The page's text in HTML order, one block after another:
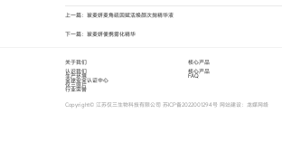
上一篇：玻麦妍麦角硫因赋活焕颜次抛精华液
下一篇：玻麦妍便携雾化精华
关于我们
认识我们
生产环境
全球安全认证中心
仅三照片
行业荣誉
核心产品
核心产品
FAQ
Copyright© 江苏仅三生物科技有限公司 苏ICP备2022001294号 网站建设： 龙媒网络